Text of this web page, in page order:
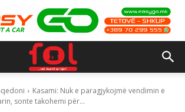
Kasami: Nuk e paragjykojmë vendimin e
sonte takohemi për...